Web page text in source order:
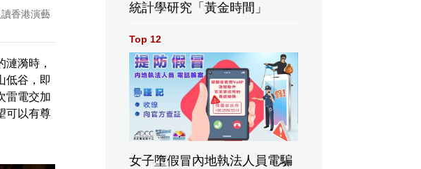
香港演藝
漪時，
低谷，即
雷電交加
可以有尊
統計學研究「黃金時間」
Top 12
女子墮假冒內地執法人員電騙